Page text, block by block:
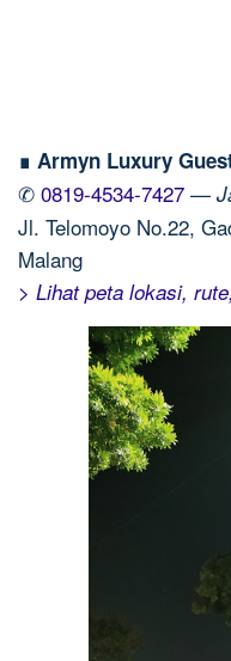
∎ Armyn Luxury
✆ 0819-4534-7427 —
Jl. Telomoyo No.22,
Malang
> Lihat peta lokasi,